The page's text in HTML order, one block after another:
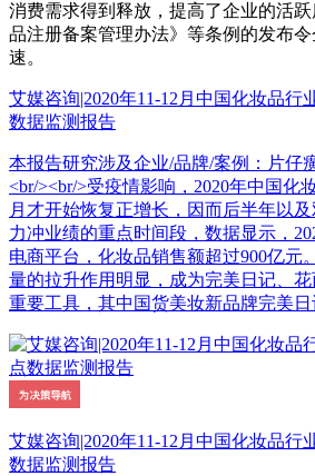
消费需求得到释放，提高了企业的活
品注册备案管理办法》等条例的发布
速。
艾媒咨询|2020年11-12月中国化妆品行
数据监测报告
本报告研究涉及企业/品牌/案例：片仔
<br/><br/>受疫情影响，2020年中国化
月才开始恢复正增长，因而后半年以
力冲业绩的重点时间段，数据显示，
电商平台，化妆品销售额超过900亿元
量的拉升作用明显，成为完美日记、
重要工具，其中国货美妆新品牌完美
艾媒咨询|2020年11-12月中国化妆品行
数据监测报告